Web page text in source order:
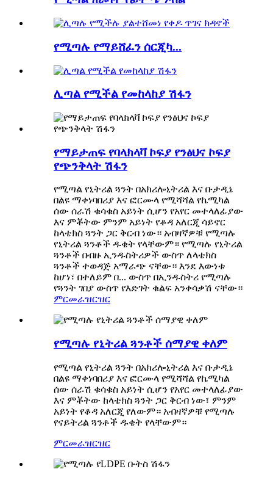
የሚጣሉ የማይሸፈን ሰርጂካ...
ሊጣል የሚችል የመከላከያ ሽፋን
የማይታጠፍ የባላክላቫ ኮፍያ የንፅህና ኮፍያ
የጭንቅላት ሽፋን
የሚጣል የኒትሪል ጓንት በአክሪሎኒትሪል እና ቡታዲኔ
በልዩ ማቀነባበሪያ እና ፎርሙላ የሚሻሻል የኬሚካል
ሰው ሰራሽ ቁሳቁስ አይነት ሲሆን የአየር መተላለፊያው
እና ምቾትው ምንም አይነት የቆዳ አለርጂ ሳይኖር
ከላቴክስ ጓንት ጋር ቅርብ ነው። አብዛኛዎቹ የሚጣሉ
የኒትሪል ጓንቶች ዱቄት የላቸውም። የሚጣሉ የኒትሪል
ጓንቶች በብዙ ኢንዱስትሪዎች ውስጥ ለላቴክስ
ጓንቶች ተወዳጅ አማራጭ ናቸው። እንደ እውነቱ
ከሆነ፣ በተለይም በ... ውስጥ በኢንዱስትሪ የሚጣሉ
የጓንት ገበያ ውስጥ የእድገት ቁልፍ አንቀሳቃሽ ናቸው።
ምርመራዝርዝር
የሚጣሉ የኒትሪል ጓንቶች ሰማያዊ ቀለም
የሚጣል የኒትሪል ጓንት በአክሪሎኒትሪል እና ቡታዲኔ
በልዩ ማቀነባበሪያ እና ፎርሙላ የሚሻሻል የኬሚካል
ሰው ሰራሽ ቁሳቁስ አይነት ሲሆን የአየር መተላለፊያው
እና ምቾትው ከላቴክስ ጓንት ጋር ቅርብ ነው፣ ምንም
አይነት የቆዳ አለርጂ የለውም። አብዛኛዎቹ የሚጣሉ
የናይትሪል ጓንቶች ዱቄት የላቸውም።
ምርመራዝርዝር